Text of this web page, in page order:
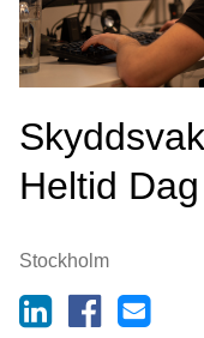
Heltid Dag
Stockholm